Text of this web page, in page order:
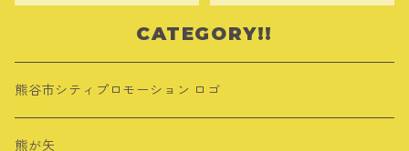
CATEGORY!!
熊谷市シティプロモーション ロゴ
熊が矢